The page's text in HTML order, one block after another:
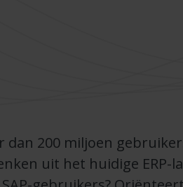
dan 200 miljoen
uit het huidige ERP-